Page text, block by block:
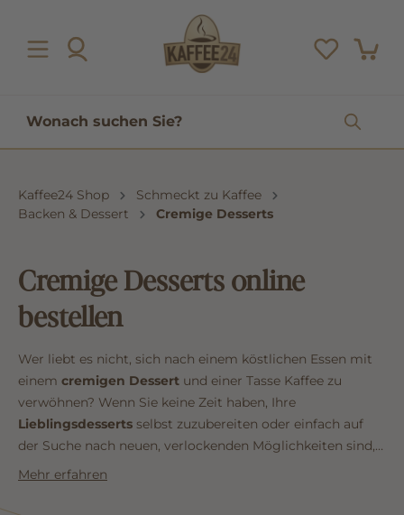
Kaffee24 Shop
Schmeckt zu Kaffee
Backen & Dessert
Cremige Desserts
Cremige Desserts online
bestellen
Wer liebt es nicht, sich nach einem köstlichen Essen mit
einem cremigen Dessert und einer Tasse Kaffee zu
verwöhnen? Wenn Sie keine Zeit haben, Ihre
Lieblingsdesserts selbst zuzubereiten oder einfach auf
der Suche nach neuen, verlockenden Möglichkeiten sind,
bestellen Sie Ihre Desserts einfach zusammen mit einer
Mehr erfahren